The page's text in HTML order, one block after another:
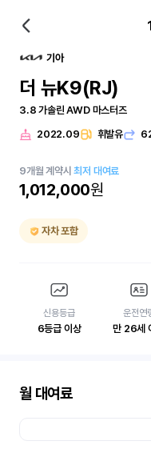
기아
더 뉴K9(RJ)
3.8 가솔린 AWD 마스터즈
2022.09 휘발유
9개월 계약시최저 대여료
1,012,000원
자차 포함
신용등급
6등급 이상
운전연
만 26세
월 대여료